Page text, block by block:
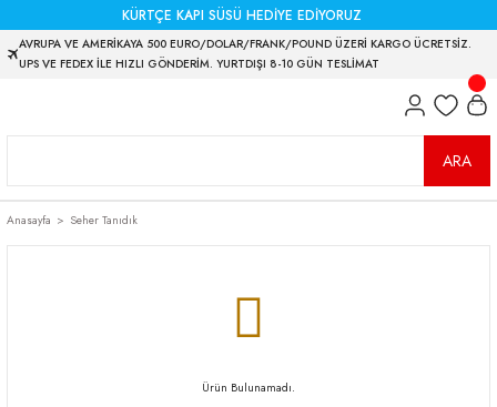
KÜRTÇE KAPI SÜSÜ HEDİYE EDİYORUZ
AVRUPA VE AMERİKAYA 500 EURO/DOLAR/FRANK/POUND ÜZERİ KARGO ÜCRETSİZ.
UPS VE FEDEX İLE HIZLI GÖNDERİM. YURTDIŞI 8-10 GÜN TESLİMAT
ARA
Anasayfa Seher Tanıdık
Ürün Bulunamadı.